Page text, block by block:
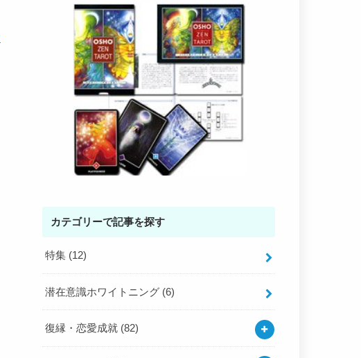
カテゴリーで記事を探す
特集 (12)
潜在意識ホワイトニング (6)
復縁・恋愛成就 (82)